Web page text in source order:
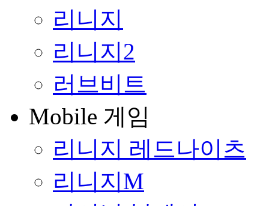
리니지
리니지2
러브비트
Mobile 게임
리니지 레드나이츠
리니지M